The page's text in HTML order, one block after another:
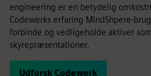
engineering er en betydelig
Codewerks erfaring MindShpere-
forbinde og vedligeholde aktiver
skyrepræsentationer.
Udforsk Codewerk